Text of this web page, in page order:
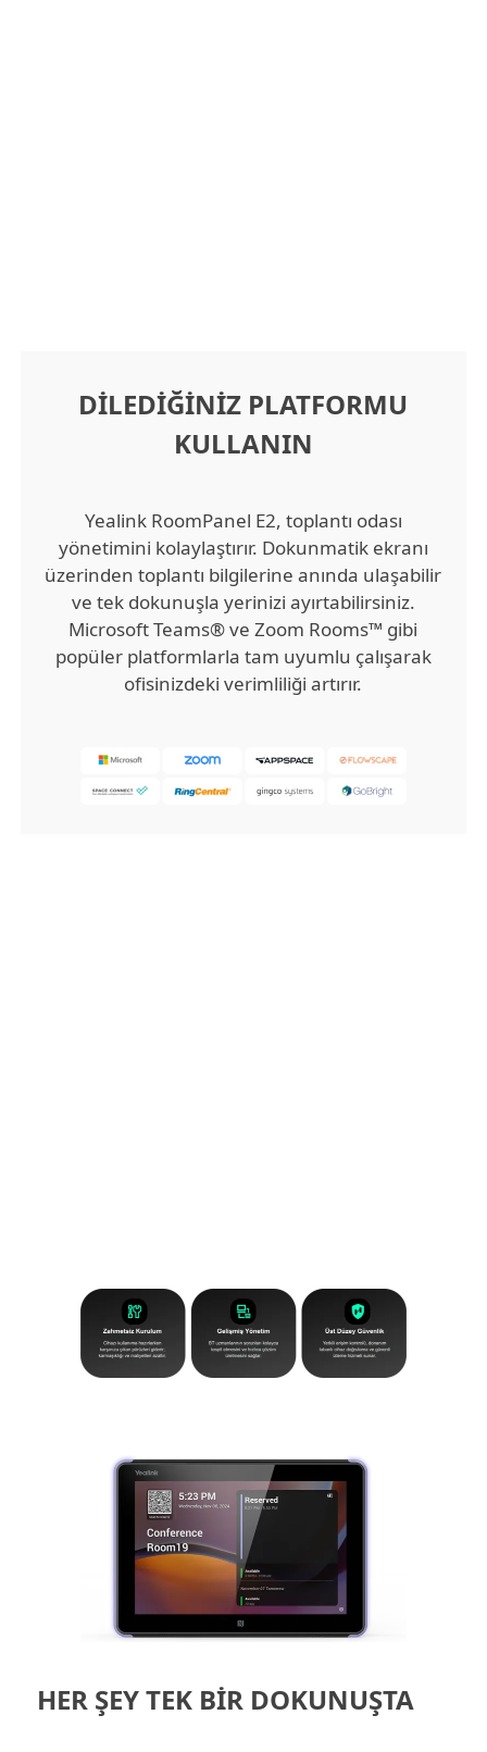
DİLEDİĞİNİZ PLATFORMU
KULLANIN
Yealink RoomPanel E2, toplantı odası
yönetimini kolaylaştırır. Dokunmatik ekranı
üzerinden toplantı bilgilerine anında ulaşabilir
ve tek dokunuşla yerinizi ayırtabilirsiniz.
Microsoft Teams® ve Zoom Rooms™ gibi
popüler platformlarla tam uyumlu çalışarak
ofisinizdeki verimliliği artırır.
HER ŞEY TEK BİR DOKUNUŞTA